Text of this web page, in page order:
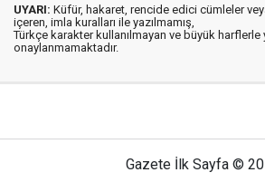
UYARI: Küfür, hakaret, rencide edici cümleler
içeren, imla kuralları ile yazılmamış,
Türkçe karakter kullanılmayan ve büyük harflerle
onaylanmamaktadır.
Gazete İlk Sayfa ©